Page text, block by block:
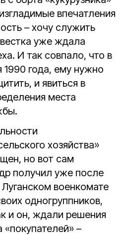
впечатления
– хочу служить
уже ждала
И так совпало, что в
года, ему нужно
и явиться в
места
хозяйства»
но вот сам
получил уже после
военкомате
одногруппников,
и он, ждали решения
–